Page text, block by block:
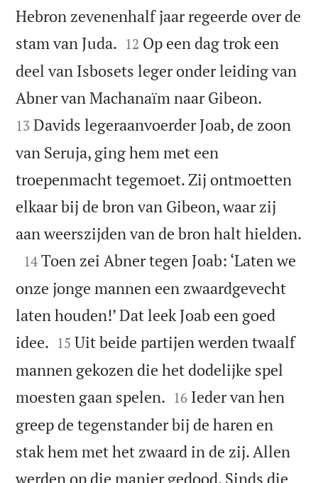
Hebron zevenenhalf jaar regeerde over de
stam van Juda. 

12 Op een dag trok een
deel van Isbosets leger onder leiding van
Abner van Machanaïm naar Gibeon.
13 Davids legeraanvoerder Joab, de zoon
van Seruja, ging hem met een
troepenmacht tegemoet. Zij ontmoetten
elkaar bij de bron van Gibeon, waar zij
aan weerszijden van de bron halt hielden.

14 Toen zei Abner tegen Joab: ‘Laten we
onze jonge mannen een zwaardgevecht
laten houden!’ Dat leek Joab een goed
idee. 

15 Uit beide partijen werden twaalf
mannen gekozen die het dodelijke spel
moesten gaan spelen. 

16 Ieder van hen
greep de tegenstander bij de haren en
stak hem met het zwaard in de zij. Allen
werden op die manier gedood. Sinds die